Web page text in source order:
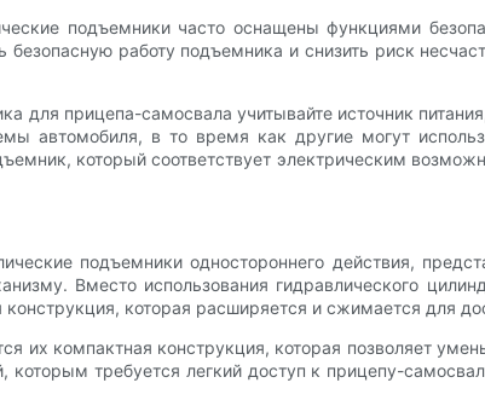
подъемники часто оснащены функциями
безопасную работу подъемника и снизить риск
для прицепа-самосвала учитывайте источник
автомобиля, в то время как другие могут
который соответствует электрическим
подъемники одностороннего действия,
Вместо использования гидравлического
которая расширяется и сжимается для
их компактная конструкция, которая позволяет
требуется легкий доступ к прицепу-